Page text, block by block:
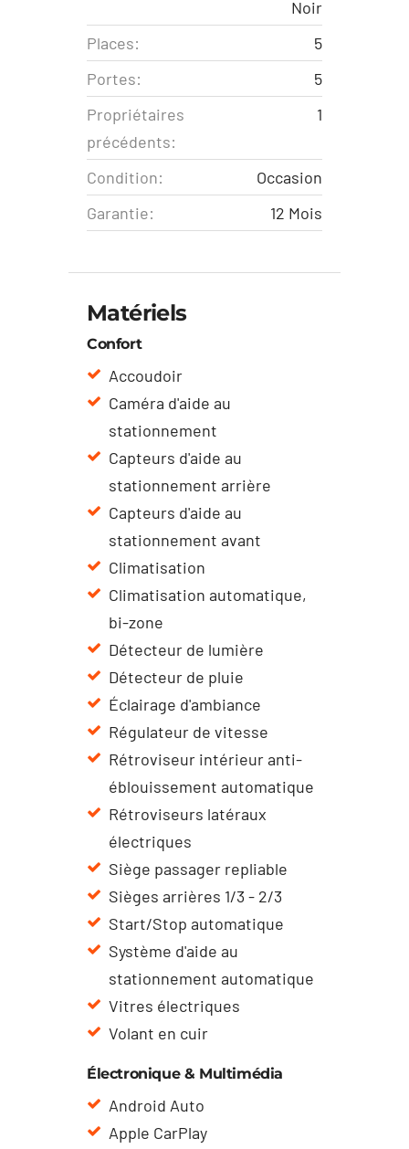
Noir
Places:
5
Portes:
5
Propriétaires
précédents:
1
Condition:
Occasion
Garantie:
12 Mois
Matériels
Confort
Accoudoir
Caméra d'aide au
stationnement
Capteurs d'aide au
stationnement arrière
Capteurs d'aide au
stationnement avant
Climatisation
Climatisation automatique,
bi-zone
Détecteur de lumière
Détecteur de pluie
Éclairage d'ambiance
Régulateur de vitesse
Rétroviseur intérieur anti-
éblouissement automatique
Rétroviseurs latéraux
électriques
Siège passager repliable
Sièges arrières 1/3 - 2/3
Start/Stop automatique
Système d'aide au
stationnement automatique
Vitres électriques
Volant en cuir
Électronique & Multimédia
Android Auto
Apple CarPlay